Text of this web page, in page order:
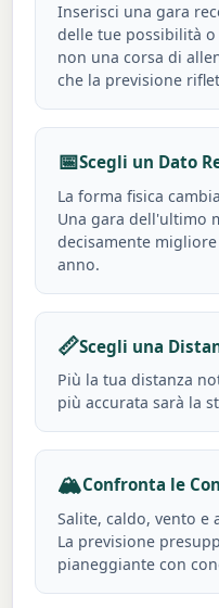
Inserisci una gara
delle tue possibilità
non una corsa di
che la previsione
📅Scegli un Dato
La forma fisica
Una gara dell'ultimo
decisamente
anno.
📏Scegli una
Più la tua distanza
più accurata sarà la
🏔️Confronta le
Salite, caldo, vento
La previsione
pianeggiante con